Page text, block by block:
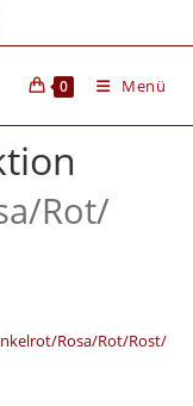
0 Menü
Rot/
Rosa/Rot/Rost/